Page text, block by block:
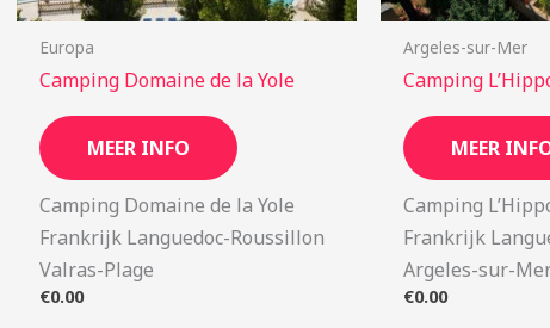
Europa
Camping Domaine de la Yole
MEER INFO
Camping Domaine de la Yole
Frankrijk Languedoc-Roussillon
Valras-Plage
€0.00
Argeles-sur-Mer
Camping
MEER
Camping
Frankrijk
Argeles-sur-
€0.00